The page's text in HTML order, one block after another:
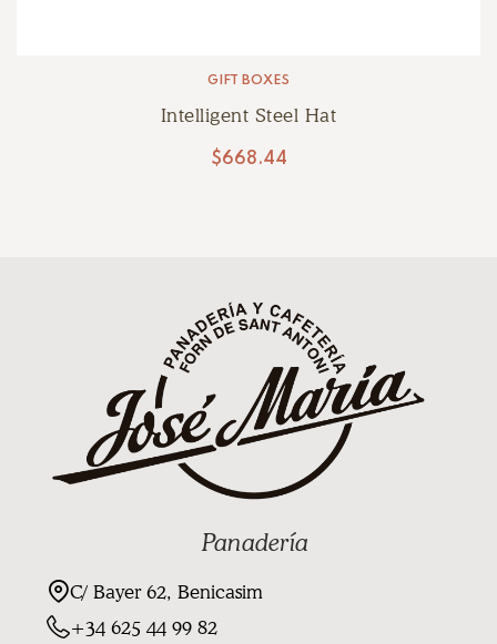
GIFT BOXES
Intelligent Steel Hat
$668.44
Panadería
C/ Bayer 62, Benicasim
+34 625 44 99 82